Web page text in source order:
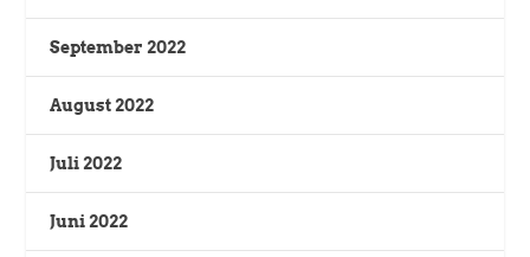
September 2022
August 2022
Juli 2022
Juni 2022